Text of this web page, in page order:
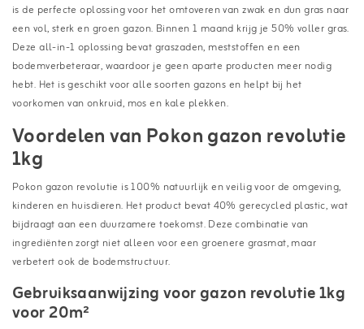
is de perfecte oplossing voor het omtoveren van zwak en dun gras naar
een vol, sterk en groen gazon. Binnen 1 maand krijg je 50% voller gras.
Deze all-in-1 oplossing bevat graszaden, meststoffen en een
bodemverbeteraar, waardoor je geen aparte producten meer nodig
hebt. Het is geschikt voor alle soorten gazons en helpt bij het
voorkomen van onkruid, mos en kale plekken.
Voordelen van Pokon gazon revolutie
1kg
Pokon gazon revolutie is 100% natuurlijk en veilig voor de omgeving,
kinderen en huisdieren. Het product bevat 40% gerecycled plastic, wat
bijdraagt aan een duurzamere toekomst. Deze combinatie van
ingrediënten zorgt niet alleen voor een groenere grasmat, maar
verbetert ook de bodemstructuur.
Gebruiksaanwijzing voor gazon revolutie 1kg
voor 20m²